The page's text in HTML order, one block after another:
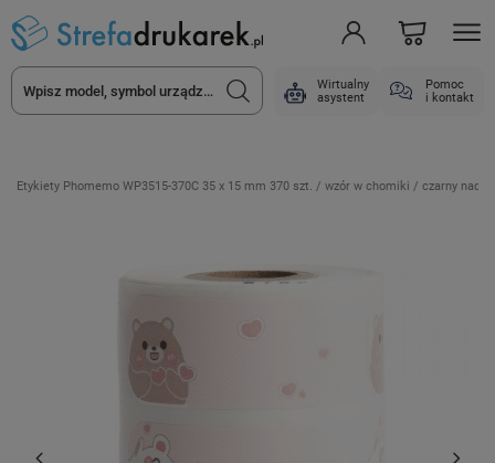
Wirtualny
asystent
Pomoc
i kontakt
Etykiety Phomemo WP3515-370C 35 x 15 mm 370 szt. / wzór w chomiki / czarny